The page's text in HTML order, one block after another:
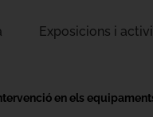
Exposicions i
en els